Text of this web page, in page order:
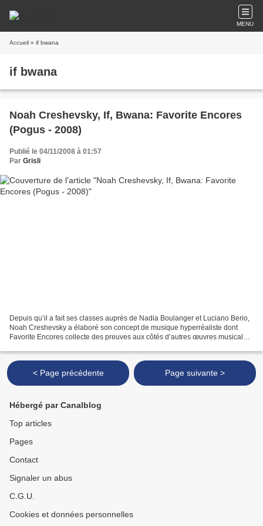
MENU
Accueil » if bwana
if bwana
Noah Creshevsky, If, Bwana: Favorite Encores
(Pogus - 2008)
Publié le 04/11/2008 à 01:57
Par Grisli
Depuis qu’il a fait ses classes auprès de Nadia Boulanger et Luciano Berio,
Noah Creshevsky a élaboré son concept de musique hyperréaliste dont
Favorite Encores collecte des preuves aux côtés d’autres œuvres musicales
< Page précédente Page suivante >
Hébergé par Canalblog
Top articles
Pages
Contact
Signaler un abus
C.G.U.
Cookies et données personnelles